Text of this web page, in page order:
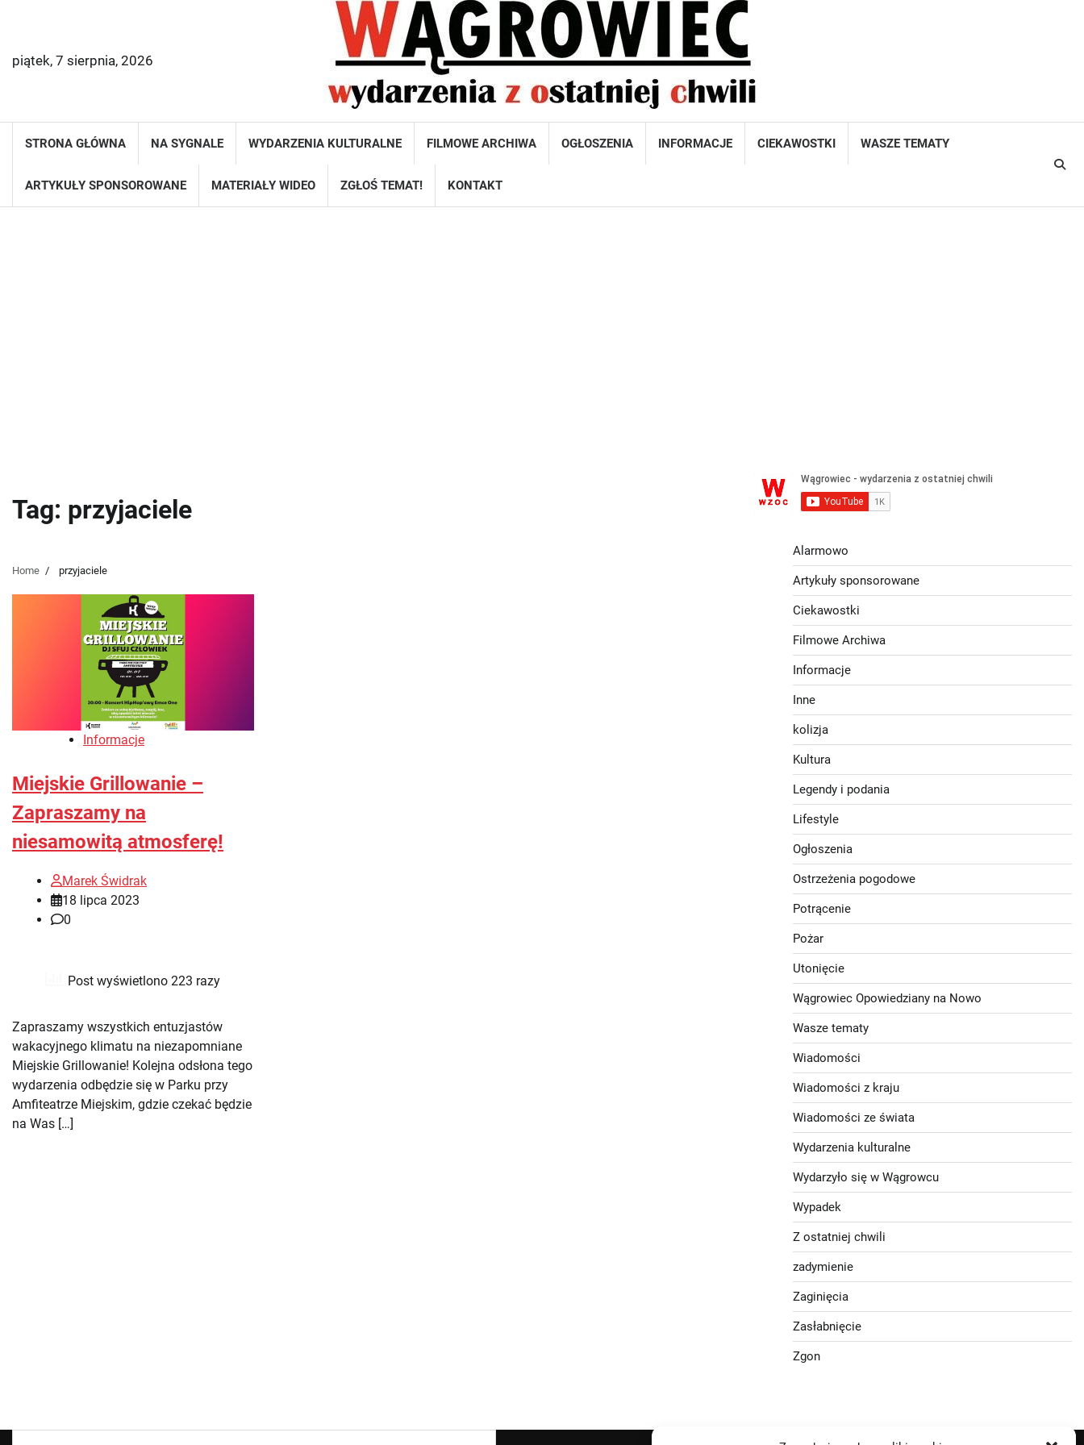
piątek, 7 sierpnia, 2026
STRONA GŁÓWNA NA SYGNALE WYDARZENIA KULTURALNE FILMOWE ARCHIWA OGŁOSZENIA INFORMACJE CIEKAWOSTKI WASZE TEMATY
ARTYKUŁY SPONSOROWANE MATERIAŁY WIDEO ZGŁOŚ TEMAT! KONTAKT
Tag: przyjaciele
Home przyjaciele
Informacje
Miejskie Grillowanie –
Zapraszamy na
niesamowitą atmosferę!
Marek Świdrak
18 lipca 2023
0
Post wyświetlono 223 razy
Zapraszamy wszystkich entuzjastów
wakacyjnego klimatu na niezapomniane
Miejskie Grillowanie! Kolejna odsłona tego
wydarzenia odbędzie się w Parku przy
Amfiteatrze Miejskim, gdzie czekać będzie
na Was […]
Alarmowo
Artykuły sponsorowane
Ciekawostki
Filmowe Archiwa
Informacje
Inne
kolizja
Kultura
Legendy i podania
Lifestyle
Ogłoszenia
Ostrzeżenia pogodowe
Potrącenie
Pożar
Utonięcie
Wągrowiec Opowiedziany na Nowo
Wasze tematy
Wiadomości
Wiadomości z kraju
Wiadomości ze świata
Wydarzenia kulturalne
Wydarzyło się w Wągrowcu
Wypadek
Z ostatniej chwili
zadymienie
Zaginięcia
Zasłabnięcie
Zgon